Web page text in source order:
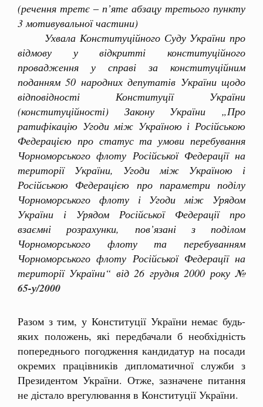
(речення третє ‒ п’яте абзацу третього пункту
3 мотивувальної частини)
Ухвала Конституційного Суду України про
відмову у відкритті конституційного
провадження у справі за конституційним
поданням 50 народних депутатів України щодо
відповідності Конституції України
(конституційності) Закону України „Про
ратифікацію Угоди між Україною і Російською
Федерацією про статус та умови перебування
Чорноморського флоту Російської Федерації на
території України, Угоди між Україною і
Російською Федерацією про параметри поділу
Чорноморського флоту і Угоди між Урядом
України і Урядом Російської Федерації про
взаємні розрахунки, пов’язані з поділом
Чорноморського флоту та перебуванням
Чорноморського флоту Російської Федерації на
території України“ від 26 грудня 2000 року №
65-у/2000
Разом з тим, у Конституції України немає будь-
яких положень, які передбачали б необхідність
попереднього погодження кандидатур на посади
окремих працівників дипломатичної служби з
Президентом України. Отже, зазначене питання
не дістало врегулювання в Конституції України.